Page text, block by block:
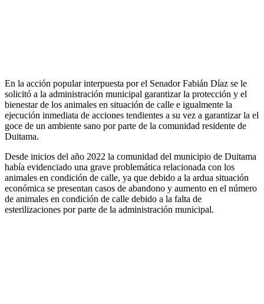
En la acción popular interpuesta por el Senador Fabián Díaz se le
solicitó a la administración municipal garantizar la protección y el
bienestar de los animales en situación de calle e igualmente la
ejecución inmediata de acciones tendientes a su vez a garantizar la el
goce de un ambiente sano por parte de la comunidad residente de
Duitama.
Desde inicios del año 2022 la comunidad del municipio de Duitama
había evidenciado una grave problemática relacionada con los
animales en condición de calle, ya que debido a la ardua situación
económica se presentan casos de abandono y aumento en el número
de animales en condición de calle debido a la falta de
esterilizaciones por parte de la administración municipal.